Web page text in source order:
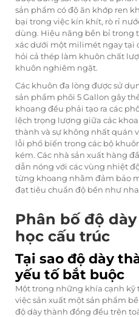
sản phẩm có độ ăn khớp ren
bại trong việc kín khít, rò rỉ
dùng. Hiệu năng bền bỉ trong
xác dưới một milimét ngay tại
hỏi cả thép làm khuôn chất
khuôn nghiêm ngặt.
Các khuôn đa lòng được sử
sản phẩm phôi 5 Gallon gây
khoang đều phải tạo ra các
lệch trọng lượng giữa các
thành và sự không nhất quán
lỗi phổ biến trong các bộ
kém. Các nhà sản xuất hàng
dẫn nóng với các vùng nhiệt
từng khoang nhằm đảm bảo
đạt tiêu chuẩn độ bền như
Phân bố độ
học cấu trúc
Tại sao độ dày
yếu tố bắt buộc
Một trong những khía cạnh
việc sản xuất một sản phẩm
độ dày thành đồng đều trên